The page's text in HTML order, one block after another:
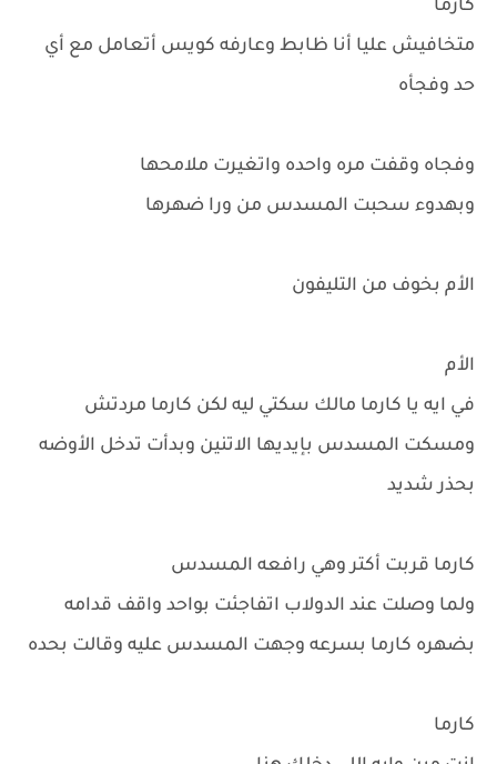
كارما
متخافيش عليا أنا ظابط وعارفه كويس أتعامل مع أي
حد وفجأه
وفجاه وقفت مره واحده واتغيرت ملامحها
وبهدوء سحبت المسدس من ورا ضهرها
الأم بخوف من التليفون
الأم
في ايه يا كارما مالك سكتي ليه لكن كارما مردتش
ومسكت المسدس بإيديها الاتنين وبدأت تدخل الأوضه
بحذر شديد
كارما قربت أكتر وهي رافعه المسدس
ولما وصلت عند الدولاب اتفاجئت بواحد واقف قدامه
بضهره كارما بسرعه وجهت المسدس عليه وقالت بحده
كارما